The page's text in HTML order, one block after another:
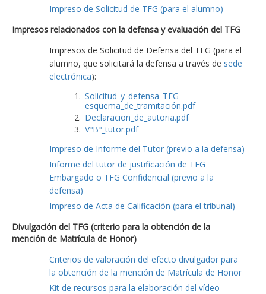
Impreso de Solicitud de TFG (para el alumno)
Impresos relacionados con la defensa y evaluación del TFG
Impresos de Solicitud de Defensa del TFG (para el
alumno, que solicitará la defensa a través de sede
electrónica):
Solicitud_y_defensa_TFG-
esquema_de_tramitación.pdf
Declaracion_de_autoria.pdf
VºBº_tutor.pdf
Impreso de Informe del Tutor (previo a la defensa)
Informe del tutor de justificación de TFG
Embargado o TFG Confidencial (previo a la
defensa)
Impreso de Acta de Calificación (para el tribunal)
Divulgación del TFG (criterio para la obtención de la
mención de Matrícula de Honor)
Criterios de valoración del efecto divulgador para
la obtención de la mención de Matrícula de Honor
Kit de recursos para la elaboración del vídeo